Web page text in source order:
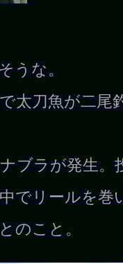
うな。
太刀魚が二尾
ブラが発生。
でリールを巻
のこと。